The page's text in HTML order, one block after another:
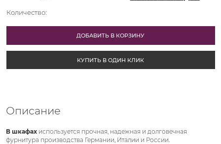
Количество:
ДОБАВИТЬ В КОРЗИНУ
КУПИТЬ В ОДИН КЛИК
Описание
В шкафах используется прочная, надежная и долговечная
фурнитура производства Германии, Италии и России.